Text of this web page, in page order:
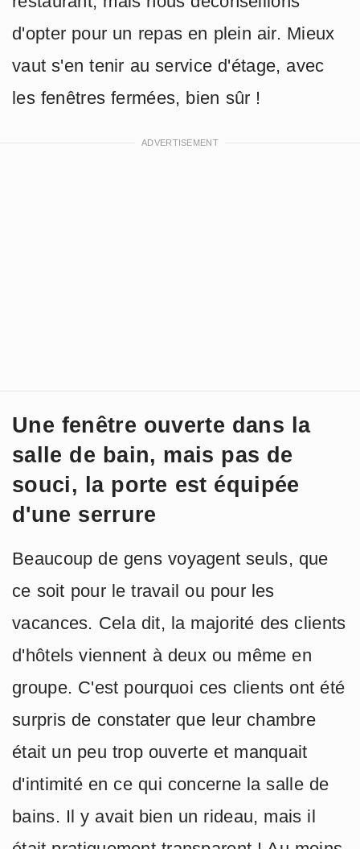
d'opter pour un repas en plein air. Mieux
vaut s'en tenir au service d'étage, avec
les fenêtres fermées, bien sûr !
Une fenêtre ouverte dans la
salle de bain, mais pas de
souci, la porte est équipée
d'une serrure
Beaucoup de gens voyagent seuls, que
ce soit pour le travail ou pour les
vacances. Cela dit, la majorité des clients
d'hôtels viennent à deux ou même en
groupe. C'est pourquoi ces clients ont été
surpris de constater que leur chambre
était un peu trop ouverte et manquait
d'intimité en ce qui concerne la salle de
bains. Il y avait bien un rideau, mais il